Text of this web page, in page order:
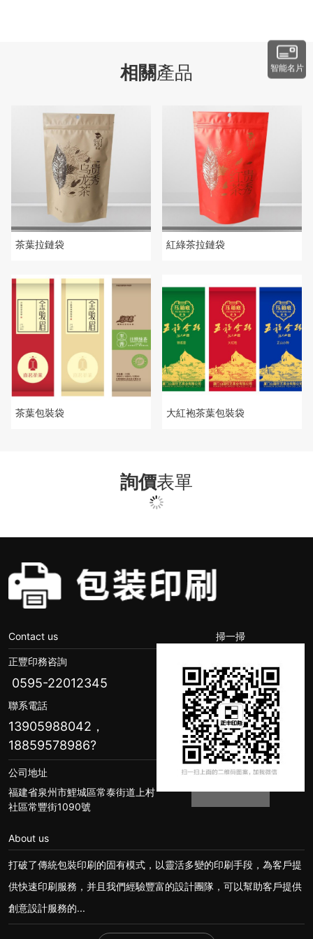
相關產品
茶葉拉鏈袋 紅綠茶拉鏈袋
茶葉包裝袋 大紅袍茶葉包裝袋
詢價表單
Contact us
正豐印務咨詢
0595-22012345
聯系電話
13905988042，
18859578986?
公司地址
福建省泉州市鯉城區常泰街道上村
社區常豐街1090號
掃一掃
About us
打破了傳統包裝印刷的固有模式，以靈活多變的印刷手段，為客戶提
供快速印刷服務，并且我們經驗豐富的設計團隊，可以幫助客戶提供
創意設計服務的...
智能名片